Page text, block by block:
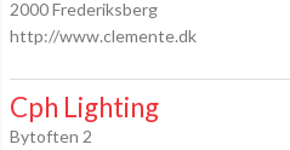
2000 Frederiksberg
http://www.clemente.dk
Cph Lighting
Bytoften 2